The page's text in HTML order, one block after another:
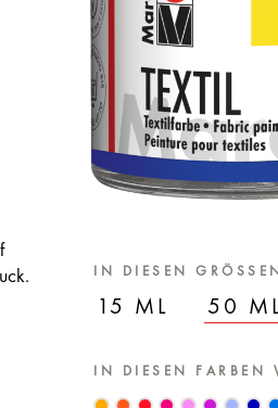
IN DIESEN
15 ML 50
IN DIESEN FARBEN